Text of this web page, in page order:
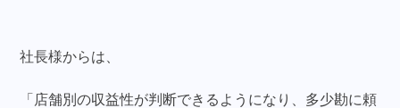
社長様からは、
「店舗別の収益性が判断できるようになり、多少勘に頼